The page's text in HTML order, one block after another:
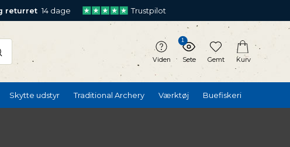
returret 14 dage Trustpilot
Viden
1
Sete Gemt Kurv
Skytte udstyr Traditional Archery Værktøj Buefiskeri